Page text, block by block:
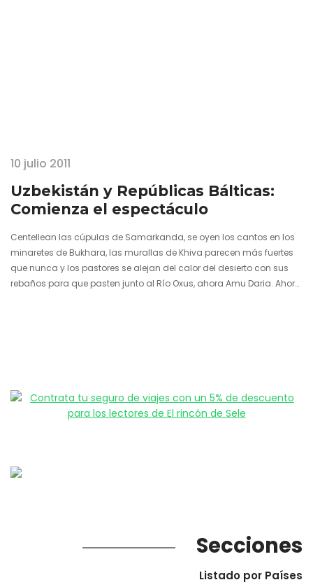
10 julio 2011
Uzbekistán y Repúblicas Bálticas:
Comienza el espectáculo
Centellean las cúpulas de Samarkanda, se oyen los cantos en los
minaretes de Bukhara, las murallas de Khiva parecen más fuertes
que nunca y los pastores se alejan del calor del desierto con sus
rebaños para que pasten junto al Río Oxus, ahora Amu Daria. Ahora
Secciones
Listado por Países